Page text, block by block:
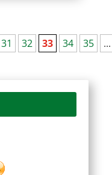
31 32 33 34 35
...